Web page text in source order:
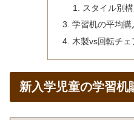
スタイル別
学習机の平均購
木製vs回転チ
新入学児童の学習机